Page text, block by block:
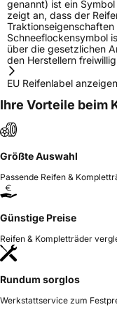
genannt) ist ein
zeigt an, dass der
Schneeflockensymbol
über die gesetzlichen
den Herstellern
EU Reifenlabel anzeigen
Ihre Vorteile beim
Größte Auswahl
Passende Reifen &
Günstige Preise
Reifen & Kompletträder
Rundum sorglos
Werkstattservice zum